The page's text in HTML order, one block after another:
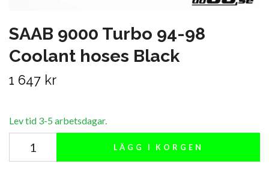
SAAB 9000 Turbo 94-98
Coolant hoses Black
1 647 kr
Lev tid 3-5 arbetsdagar.
LÄGG I KORGEN